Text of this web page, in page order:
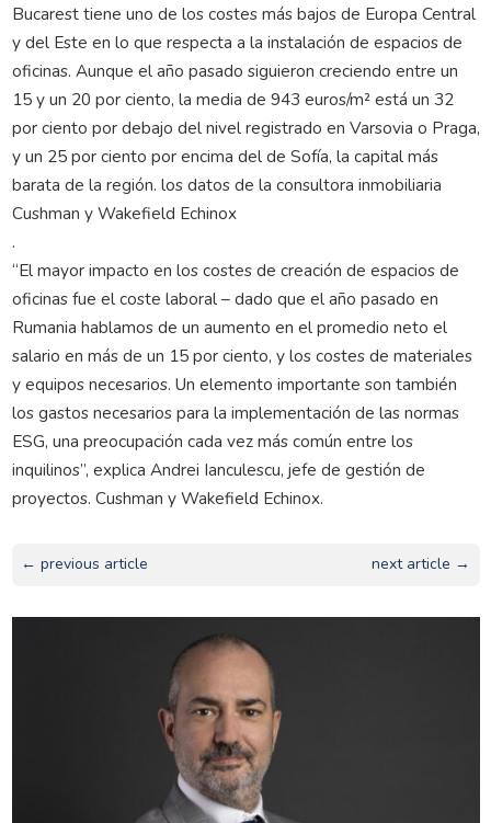
Bucarest tiene uno de los costes más bajos de Europa Central
y del Este en lo que respecta a la instalación de espacios de
oficinas. Aunque el año pasado siguieron creciendo entre un
15 y un 20 por ciento, la media de 943 euros/m² está un 32
por ciento por debajo del nivel registrado en Varsovia o Praga,
y un 25 por ciento por encima del de Sofía, la capital más
barata de la región. los datos de la consultora inmobiliaria
Cushman y Wakefield Echinox
.
“El mayor impacto en los costes de creación de espacios de
oficinas fue el coste laboral – dado que el año pasado en
Rumania hablamos de un aumento en el promedio neto el
salario en más de un 15 por ciento, y los costes de materiales
y equipos necesarios. Un elemento importante son también
los gastos necesarios para la implementación de las normas
ESG, una preocupación cada vez más común entre los
inquilinos”, explica Andrei Ianculescu, jefe de gestión de
proyectos. Cushman y Wakefield Echinox.
← previous article next article →